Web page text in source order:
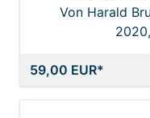
Von Harald
Johanna
59,00 EUR